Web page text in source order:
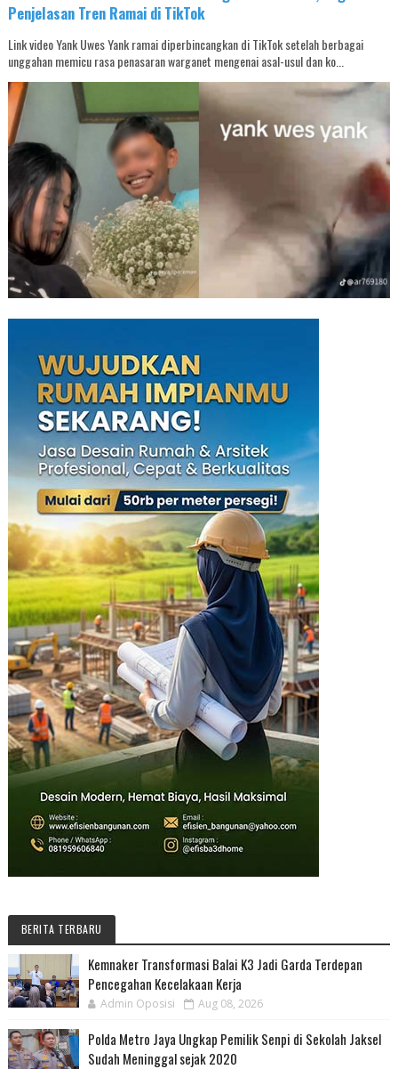
Penjelasan Tren Ramai di TikTok
Link video Yank Uwes Yank ramai diperbincangkan di TikTok setelah berbagai
unggahan memicu rasa penasaran warganet mengenai asal-usul dan ko...
BERITA TERBARU
Kemnaker Transformasi Balai K3 Jadi Garda Terdepan
Pencegahan Kecelakaan Kerja
Admin Oposisi Aug 08, 2026
Polda Metro Jaya Ungkap Pemilik Senpi di Sekolah Jaksel
Sudah Meninggal sejak 2020